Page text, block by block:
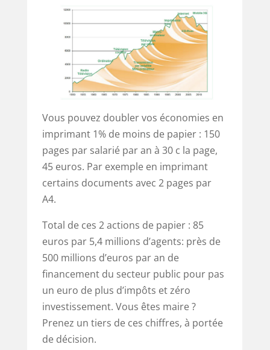
Vous pouvez doubler vos économies en
imprimant 1% de moins de papier : 150
pages par salarié par an à 30 c la page,
45 euros. Par exemple en imprimant
certains documents avec 2 pages par
A4.
Total de ces 2 actions de papier : 85
euros par 5,4 millions d’agents: près de
500 millions d’euros par an de
financement du secteur public pour pas
un euro de plus d’impôts et zéro
investissement. Vous êtes maire ?
Prenez un tiers de ces chiffres, à portée
de décision.